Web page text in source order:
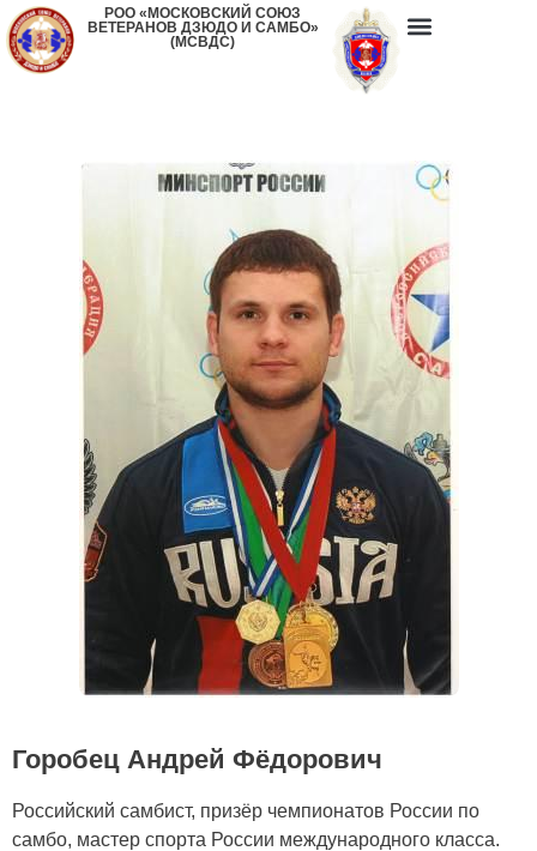
РОО «МОСКОВСКИЙ СОЮЗ
ВЕТЕРАНОВ ДЗЮДО И САМБО»
(МСВДС)
Горобец Андрей Фёдорович
Российский самбист, призёр чемпионатов России по
самбо, мастер спорта России международного класса.